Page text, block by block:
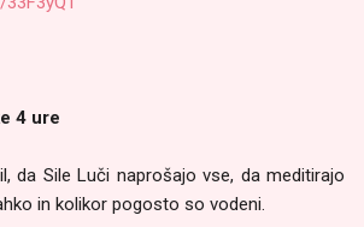
4 ure
da Sile Luči naprošajo vse, da meditirajo
in kolikor pogosto so vodeni.